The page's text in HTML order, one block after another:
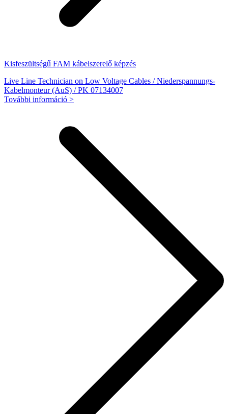
Kisfeszültségű FAM kábelszerelő képzés
Live Line Technician on Low Voltage Cables / Niederspannungs-
Kabelmonteur (AuS) / PK 07134007
További információ >